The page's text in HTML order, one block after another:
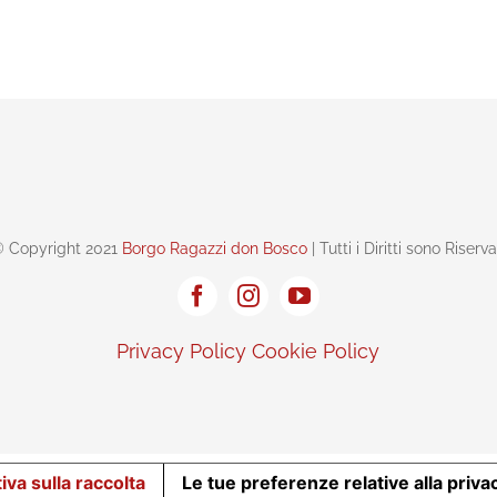
Copyright 2021 Borgo Ragazzi don Bosco| Tutti i Diritti sono
Privacy Policy Cookie Policy
sulla raccolta Le tue preferenze relative alla